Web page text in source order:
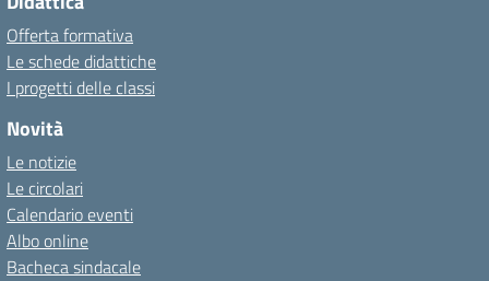
Offerta formativa
Le schede didattiche
I progetti delle classi
Novità
Le notizie
Le circolari
Calendario eventi
Albo online
Bacheca sindacale